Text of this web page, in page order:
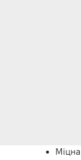
Міцна